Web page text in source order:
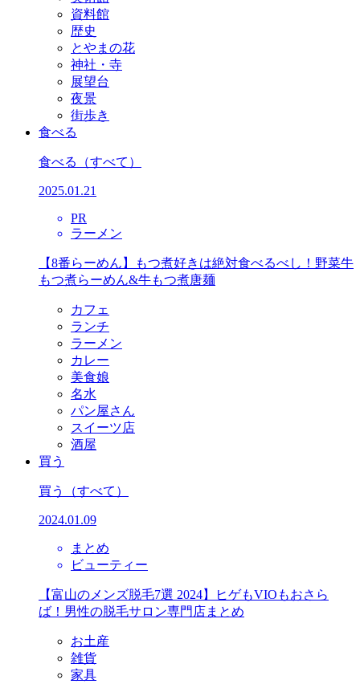
資料館
歴史
とやまの花
神社・寺
展望台
夜景
街歩き
食べる
食べる （すべて）
2025.01.21
PR
ラーメン
【8番らーめん】もつ煮好きは絶対食べるべし！野菜牛
もつ煮らーめん&牛もつ煮唐麺
カフェ
ランチ
ラーメン
カレー
美食娘
名水
パン屋さん
スイーツ店
酒屋
買う
買う （すべて）
2024.01.09
まとめ
ビューティー
【富山のメンズ脱毛7選 2024】ヒゲもVIOもおさら
ば！男性の脱毛サロン専門店まとめ
お土産
雑貨
家具